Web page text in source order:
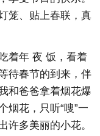
笼、贴上春联，真
着年 夜 饭，看着
待春节的到来，伴
和爸爸拿着烟花爆
烟花，只听“嗖”一
许多美丽的小花。